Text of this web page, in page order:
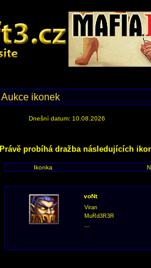
Aukce ikonek
Dnešní datum: 10.08.2026
Právě probíhá dražba následujících
Ikonka
voNt
Viran
MuRd3R3R